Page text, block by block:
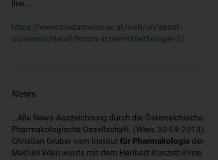
line...
https://www.meduniwien.ac.at/web/en/about-
us/events/detail/forum-arzneimitteltherapie-2/
News
...Alle News Auszeichnung durch die Österreichische
Pharmakologische Gesellschaft. (Wien, 30-09-2013)
Christian Gruber vom Institut für Pharmakologie der
MedUni Wien wurde mit dem Heribert-Konzett-Preis